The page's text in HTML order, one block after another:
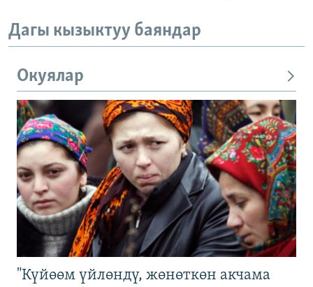
Дагы кызыктуу баяндар
Окуялар
"Күйөөм үйлөндү, жөнөткөн акчама